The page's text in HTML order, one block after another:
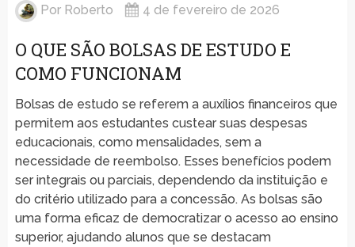
Por Roberto 4 de fevereiro de 2026
O QUE SÃO BOLSAS DE ESTUDO E
COMO FUNCIONAM
Bolsas de estudo se referem a auxílios financeiros que
permitem aos estudantes custear suas despesas
educacionais, como mensalidades, sem a
necessidade de reembolso. Esses benefícios podem
ser integrais ou parciais, dependendo da instituição e
do critério utilizado para a concessão. As bolsas são
uma forma eficaz de democratizar o acesso ao ensino
superior, ajudando alunos que se destacam